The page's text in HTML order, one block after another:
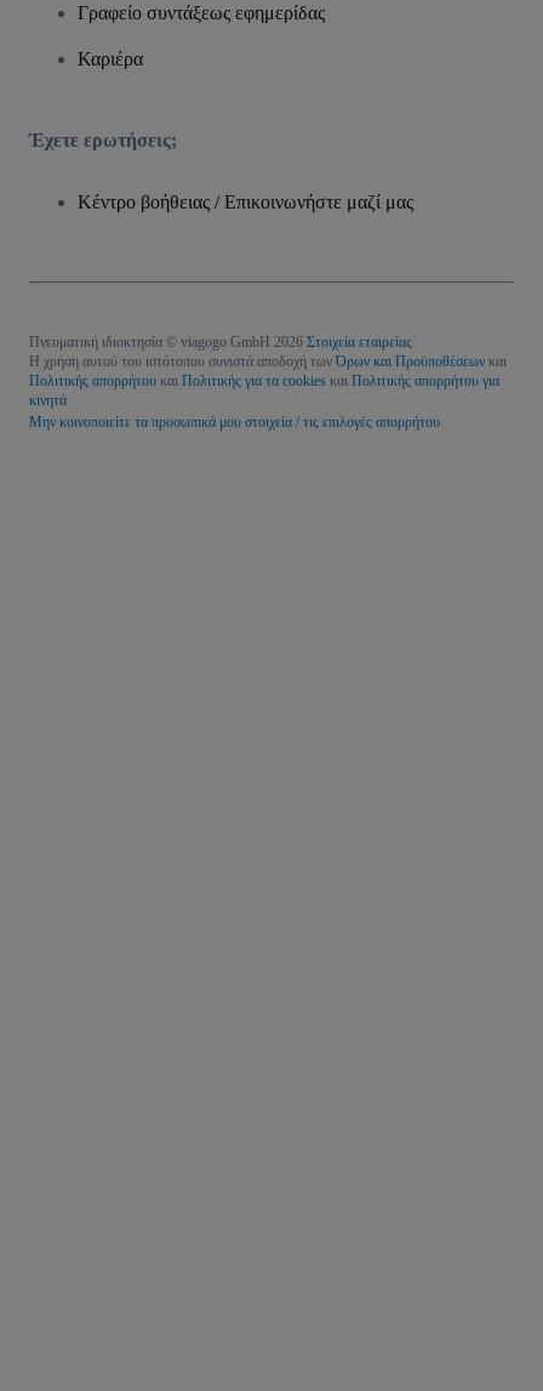
Γραφείο συντάξεως εφημερίδας
Καριέρα
Έχετε ερωτήσεις;
Κέντρο βοήθειας / Επικοινωνήστε μαζί μας
Πνευματική ιδιοκτησία © viagogo GmbH 2026 Στοιχεία εταιρείας
Η χρήση αυτού του ιστότοπου συνιστά αποδοχή τωνΌρων και Προϋποθέσεων και
Πολιτικής απορρήτου και Πολιτικής για τα cookies και Πολιτικής απορρήτου για
κινητά
Μην κοινοποιείτε τα προσωπικά μου στοιχεία / τις επιλογές απορρήτου